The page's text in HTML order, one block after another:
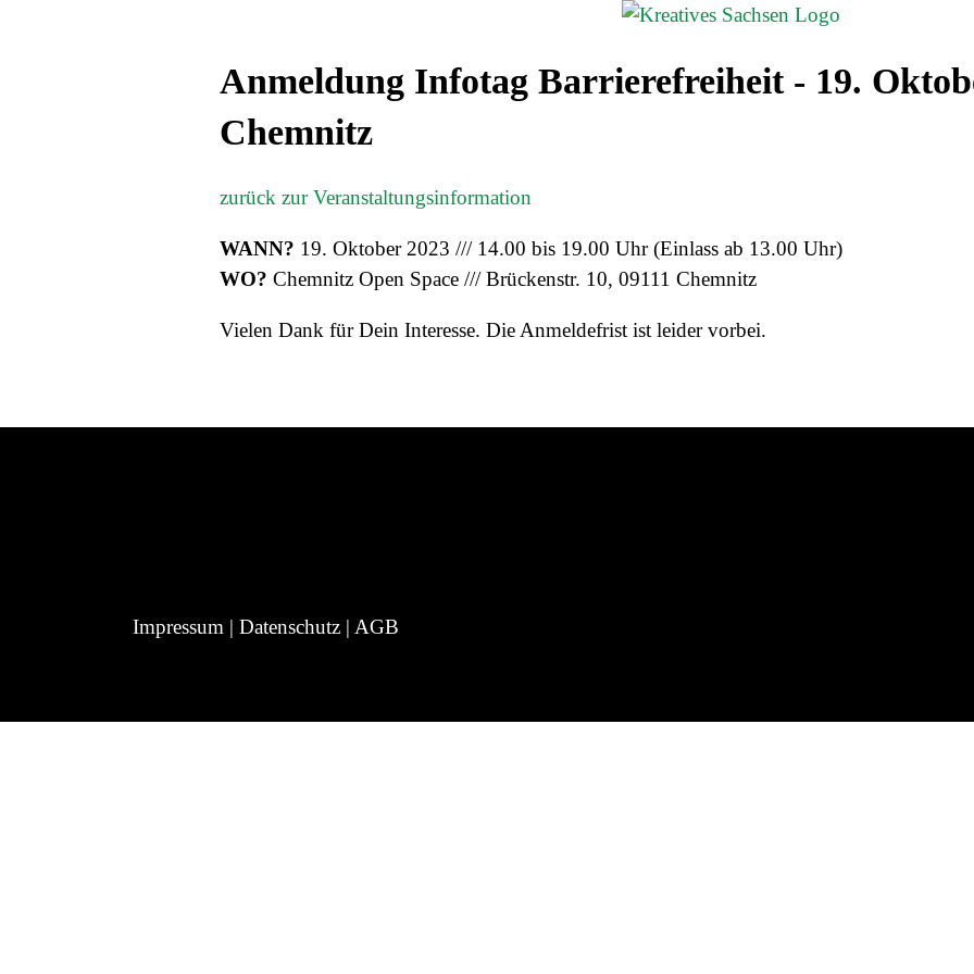
Anmeldung Infotag Barrierefreiheit - 19.
Chemnitz
zurück zur Veranstaltungsinformation
WANN? 19. Oktober 2023 /// 14.00 bis 19.00 Uhr (Einlass ab 13.00 Uhr)
WO? Chemnitz Open Space /// Brückenstr. 10, 09111 Chemnitz
Vielen Dank für Dein Interesse. Die Anmeldefrist ist leider vorbei.
Impressum | Datenschutz | AGB